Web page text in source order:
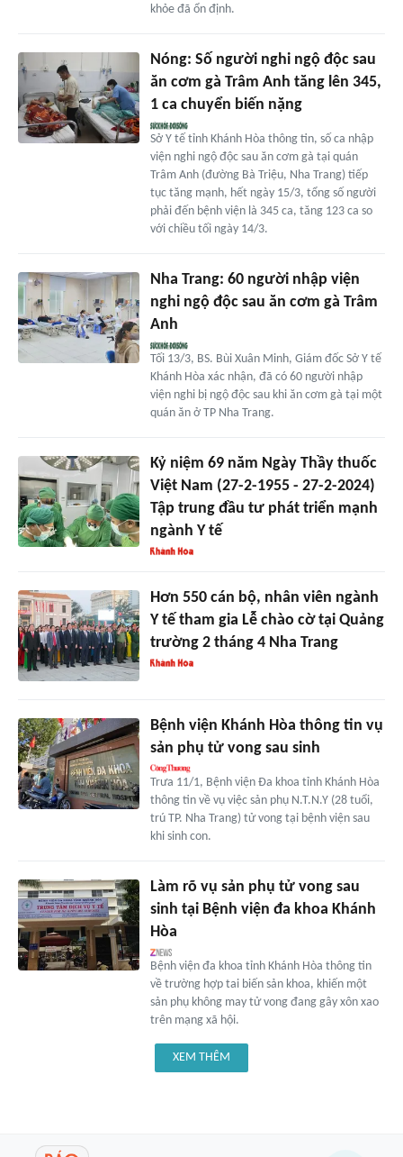
khỏe đã ổn định.
Nóng: Số người nghi ngộ độc sau
ăn cơm gà Trâm Anh tăng lên 345,
1 ca chuyển biến nặng
Sở Y tế tỉnh Khánh Hòa thông tin, số ca nhập
viện nghi ngộ độc sau ăn cơm gà tại quán
Trâm Anh (đường Bà Triệu, Nha Trang) tiếp
tục tăng mạnh, hết ngày 15/3, tổng số người
phải đến bệnh viện là 345 ca, tăng 123 ca so
với chiều tối ngày 14/3.
Nha Trang: 60 người nhập viện
nghi ngộ độc sau ăn cơm gà Trâm
Anh
Tối 13/3, BS. Bùi Xuân Minh, Giám đốc Sở Y tế
Khánh Hòa xác nhận, đã có 60 người nhập
viện nghi bị ngộ độc sau khi ăn cơm gà tại một
quán ăn ở TP Nha Trang.
Kỷ niệm 69 năm Ngày Thầy thuốc
Việt Nam (27-2-1955 - 27-2-2024)
Tập trung đầu tư phát triển mạnh
ngành Y tế
Hơn 550 cán bộ, nhân viên ngành
Y tế tham gia Lễ chào cờ tại Quảng
trường 2 tháng 4 Nha Trang
Bệnh viện Khánh Hòa thông tin vụ
sản phụ tử vong sau sinh
Trưa 11/1, Bệnh viện Đa khoa tỉnh Khánh Hòa
thông tin về vụ việc sản phụ N.T.N.Y (28 tuổi,
trú TP. Nha Trang) tử vong tại bệnh viện sau
khi sinh con.
Làm rõ vụ sản phụ tử vong sau
sinh tại Bệnh viện đa khoa Khánh
Hòa
Bệnh viện đa khoa tỉnh Khánh Hòa thông tin
về trường hợp tai biến sản khoa, khiến một
sản phụ không may tử vong đang gây xôn xao
trên mạng xã hội.
XEM THÊM